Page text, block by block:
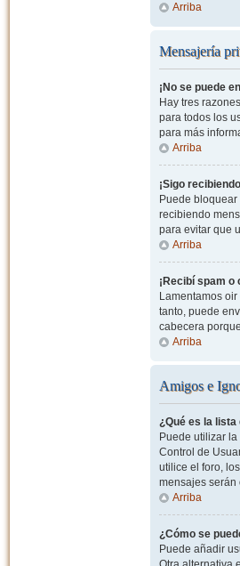
Arriba
Mensajería
¡No se puede
Hay tres
para todos los
para más
Arriba
¡Sigo
Puede
recibiendo
para evitar que
Arriba
¡Recibí spam
Lamentamos
tanto, puede
cabecera
Arriba
Amigos e
¿Qué es la
Puede utilizar
Control de
utilice el foro,
mensajes serán
Arriba
¿Cómo se
Puede añadir